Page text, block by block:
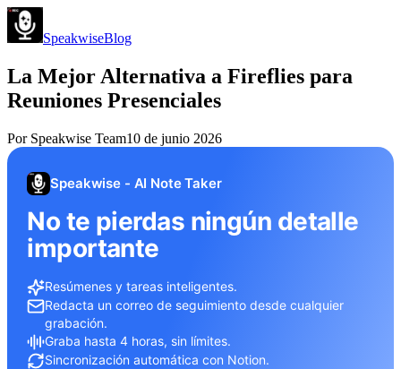
SpeakwiseBlog
La Mejor Alternativa a Fireflies para
Reuniones Presenciales
Por Speakwise Team10 de junio 2026
Speakwise - AI Note Taker
No te pierdas ningún detalle
importante
Resúmenes y tareas inteligentes.
Redacta un correo de seguimiento desde cualquier
grabación.
Graba hasta 4 horas, sin límites.
Sincronización automática con Notion.